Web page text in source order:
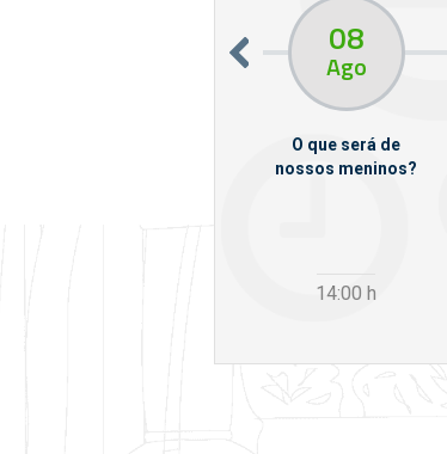
08
Ago
O que será de
nossos meninos?
14:00 h